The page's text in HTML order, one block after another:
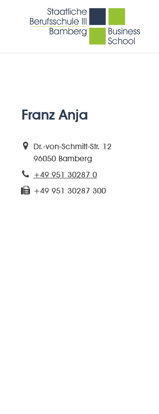
Franz Anja
Dr.-von-Schmitt-Str. 12
96050 Bamberg
+49 951 30287 0
+49 951 30287 300